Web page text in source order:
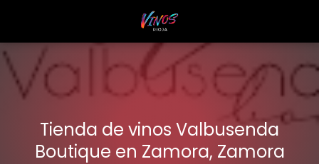
Tienda de vinos Valbusenda
Boutique en Zamora, Zamora